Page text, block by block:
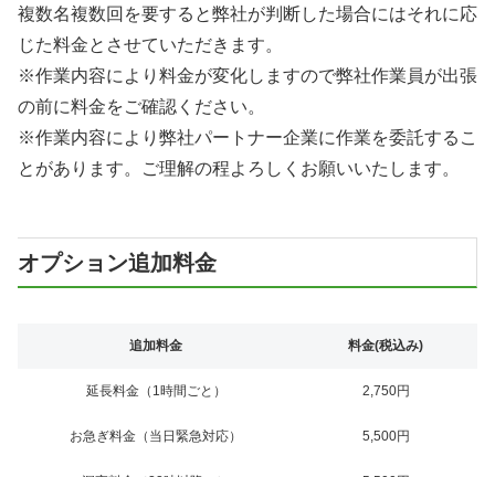
複数名複数回を要すると弊社が判断した場合にはそれに応
じた料金とさせていただきます。
※作業内容により料金が変化しますので弊社作業員が出張
の前に料金をご確認ください。
※作業内容により弊社パートナー企業に作業を委託するこ
とがあります。ご理解の程よろしくお願いいたします。
オプション追加料金
追加料金 料金(税込み)
延長料金（1時間ごと） 2,750円
お急ぎ料金（当日緊急対応） 5,500円